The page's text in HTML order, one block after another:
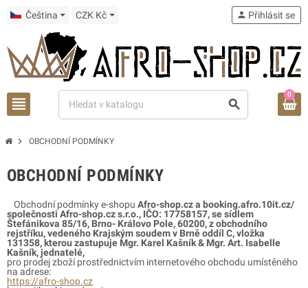
Čeština CZK Kč
view_headline search
person Přihlásit se
0
chevron_right OBCHODNÍ PODMÍNKY
OBCHODNÍ PODMÍNKY
Obchodní podmínky e-shopu Afro-shop.cz a booking.afro.10it.cz/
společnosti Afro-shop.cz s.r.o., IČO: 17758157, se sídlem
Štefánikova 85/16, Brno- Královo Pole, 60200, z obchodního
rejstříku, vedeného Krajským soudem v Brně oddíl C, vložka
131358, kterou zastupuje Mgr. Karel Kašník & Mgr. Art. Isabelle
Kašník, jednatelé,
pro prodej zboží prostřednictvím internetového obchodu umístěného
na adrese:
https://afro-shop.cz